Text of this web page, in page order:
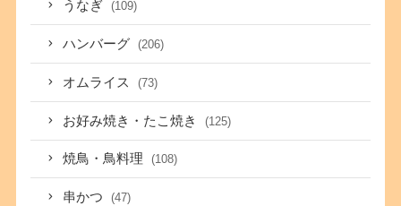
うなぎ (109)
ハンバーグ (206)
オムライス (73)
お好み焼き・たこ焼き (125)
焼鳥・鳥料理 (108)
串かつ (47)